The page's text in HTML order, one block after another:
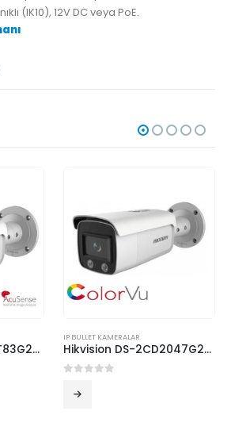
(IK10), 12V DC veya PoE.
Hikvision DS-2CD2T83G2-4I 8MP IP IR Bullet Kamera
IP BULLET KAMERALAR
Hikvision DS-2CD2047G2-L 4MP ColorVu IP Bullet Kamera